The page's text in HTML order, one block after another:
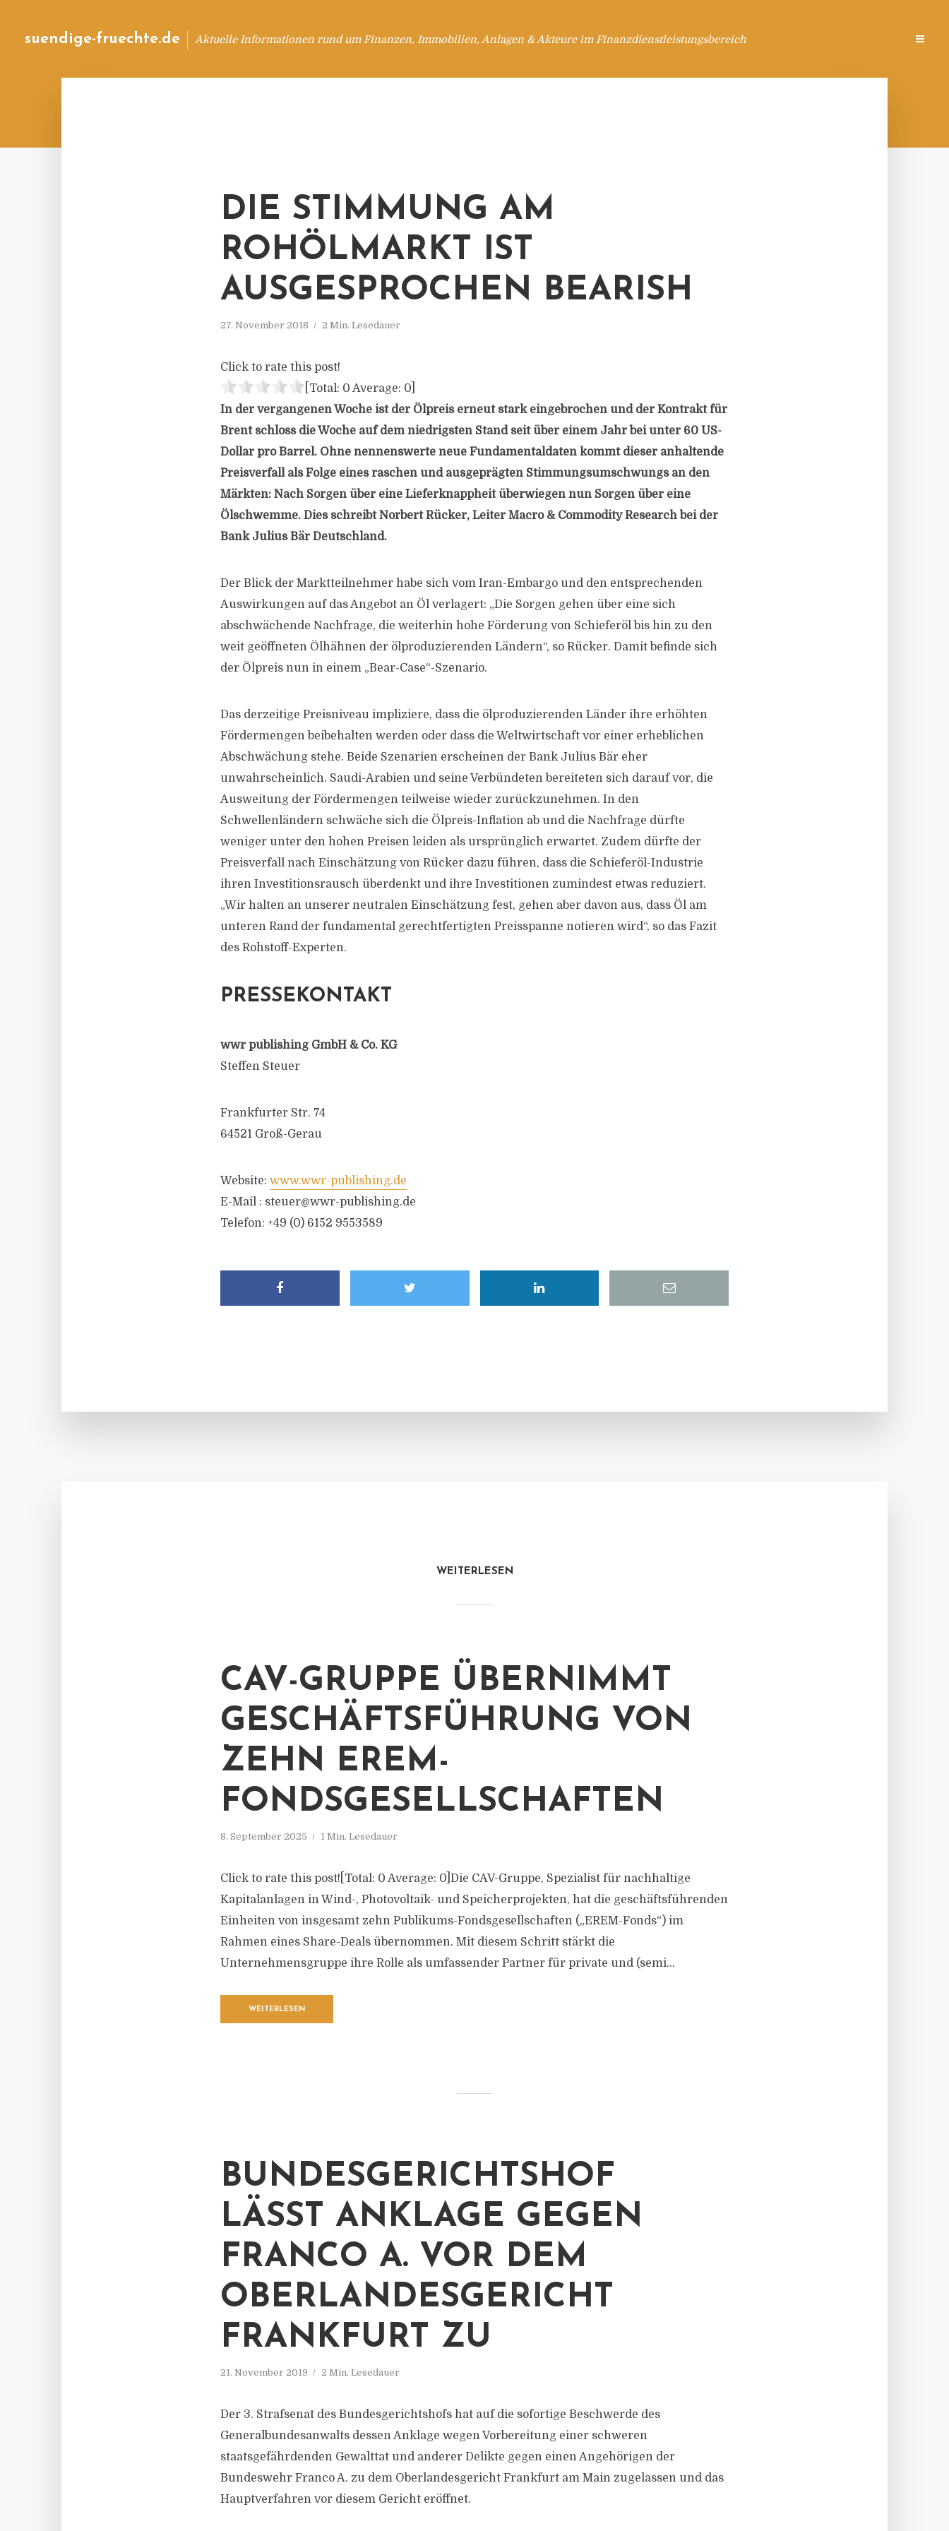
suendige-fruechte.de Aktuelle Informationen rund um Finanzen, Immobilien, Anlagen & Akteure im Finanzdienstleistungsbereich
DIE STIMMUNG AM
ROHÖLMARKT IST
AUSGESPROCHEN BEARISH
27. November 2018 2 Min. Lesedauer
Click to rate this post!
[Total: 0 Average: 0
In der vergangenen Woche ist der Ölpreis erneut stark eingebrochen und der Kontrakt für
Brent schloss die Woche auf dem niedrigsten Stand seit über einem Jahr bei unter 60 US-
Dollar pro Barrel. Ohne nennenswerte neue Fundamentaldaten kommt dieser anhaltende
Preisverfall als Folge eines raschen und ausgeprägten Stimmungsumschwungs an den
Märkten: Nach Sorgen über eine Lieferknappheit überwiegen nun Sorgen über eine
Ölschwemme. Dies schreibt Norbert Rücker, Leiter Macro & Commodity Research bei der
Bank Julius Bär Deutschland.
Der Blick der Marktteilnehmer habe sich vom Iran-Embargo und den entsprechenden
Auswirkungen auf das Angebot an Öl verlagert: „Die Sorgen gehen über eine sich
abschwächende Nachfrage, die weiterhin hohe Förderung von Schieferöl bis hin zu den
weit geöffneten Ölhähnen der ölproduzierenden Ländern“, so Rücker. Damit befinde sich
der Ölpreis nun in einem „Bear-Case“-Szenario.
Das derzeitige Preisniveau impliziere, dass die ölproduzierenden Länder ihre erhöhten
Fördermengen beibehalten werden oder dass die Weltwirtschaft vor einer erheblichen
Abschwächung stehe. Beide Szenarien erscheinen der Bank Julius Bär eher
unwahrscheinlich. Saudi-Arabien und seine Verbündeten bereiteten sich darauf vor, die
Ausweitung der Fördermengen teilweise wieder zurückzunehmen. In den
Schwellenländern schwäche sich die Ölpreis-Inflation ab und die Nachfrage dürfte
weniger unter den hohen Preisen leiden als ursprünglich erwartet. Zudem dürfte der
Preisverfall nach Einschätzung von Rücker dazu führen, dass die Schieferöl-Industrie
ihren Investitionsrausch überdenkt und ihre Investitionen zumindest etwas reduziert.
„Wir halten an unserer neutralen Einschätzung fest, gehen aber davon aus, dass Öl am
unteren Rand der fundamental gerechtfertigten Preisspanne notieren wird“, so das Fazit
des Rohstoff-Experten.
PRESSEKONTAKT
wwr publishing GmbH & Co. KG
Steffen Steuer
Frankfurter Str. 74
64521 Groß-Gerau
Website: www.wwr-publishing.de
E-Mail : steuer@wwr-publishing.de
Telefon: +49 (0) 6152 9553589
WEITERLESEN
CAV-GRUPPE ÜBERNIMMT
GESCHÄFTSFÜHRUNG VON
ZEHN EREM-
FONDSGESELLSCHAFTEN
8. September 2025 1 Min. Lesedauer
Click to rate this post![Total: 0 Average: 0]Die CAV-Gruppe, Spezialist für nachhaltige
Kapitalanlagen in Wind-, Photovoltaik- und Speicherprojekten, hat die geschäftsführenden
Einheiten von insgesamt zehn Publikums-Fondsgesellschaften („EREM-Fonds“) im
Rahmen eines Share-Deals übernommen. Mit diesem Schritt stärkt die
Unternehmensgruppe ihre Rolle als umfassender Partner für private und (semi...
WEITERLESEN
BUNDESGERICHTSHOF
LÄSST ANKLAGE GEGEN
FRANCO A. VOR DEM
OBERLANDESGERICHT
FRANKFURT ZU
21. November 2019 2 Min. Lesedauer
Der 3. Strafsenat des Bundesgerichtshofs hat auf die sofortige Beschwerde des
Generalbundesanwalts dessen Anklage wegen Vorbereitung einer schweren
staatsgefährdenden Gewalttat und anderer Delikte gegen einen Angehörigen der
Bundeswehr Franco A. zu dem Oberlandesgericht Frankfurt am Main zugelassen und das
Hauptverfahren vor diesem Gericht eröffnet.